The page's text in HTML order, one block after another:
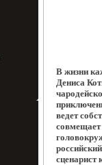
В жизни
Дениса
ведет
совмещает
сценарист